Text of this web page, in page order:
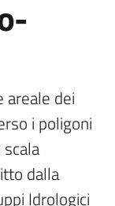
areale dei
i poligoni
dalla
Idrologici